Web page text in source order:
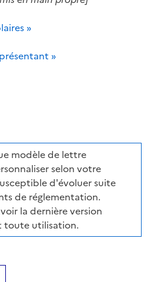
»
»
modèle de lettre
selon votre
d'évoluer suite
de réglementation.
la dernière version
toute utilisation.